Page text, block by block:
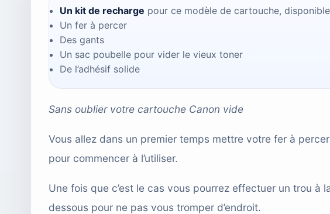
Un kit de recharge pour ce modèle de cartouche,
Un fer à percer
Des gants
Un sac poubelle pour vider le vieux toner
De l’adhésif solide
Sans oublier votre cartouche Canon vide
Vous allez dans un premier temps mettre votre fer à
pour commencer à l’utiliser.
Une fois que c’est le cas vous pourrez effectuer un trou à
dessous pour ne pas vous tromper d’endroit.